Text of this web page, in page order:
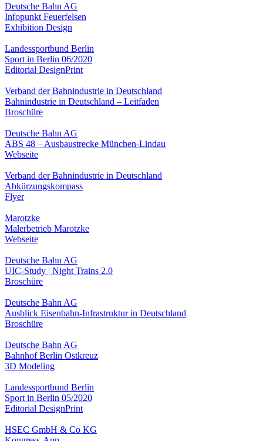
Deutsche Bahn AG
Infopunkt Feuerfelsen
Exhibition Design
Landessportbund Berlin
Sport in Berlin 06/2020
Editorial DesignPrint
Verband der Bahnindustrie in Deutschland
Bahnindustrie in Deutschland – Leitfaden
Broschüre
Deutsche Bahn AG
ABS 48 – Ausbaustrecke München-Lindau
Webseite
Verband der Bahnindustrie in Deutschland
Abkürzungskompass
Flyer
Marotzke
Malerbetrieb Marotzke
Webseite
Deutsche Bahn AG
UIC-Study | Night Trains 2.0
Broschüre
Deutsche Bahn AG
Ausblick Eisenbahn-Infrastruktur in Deutschland
Broschüre
Deutsche Bahn AG
Bahnhof Berlin Ostkreuz
3D Modeling
Landessportbund Berlin
Sport in Berlin 05/2020
Editorial DesignPrint
HSEC GmbH & Co KG